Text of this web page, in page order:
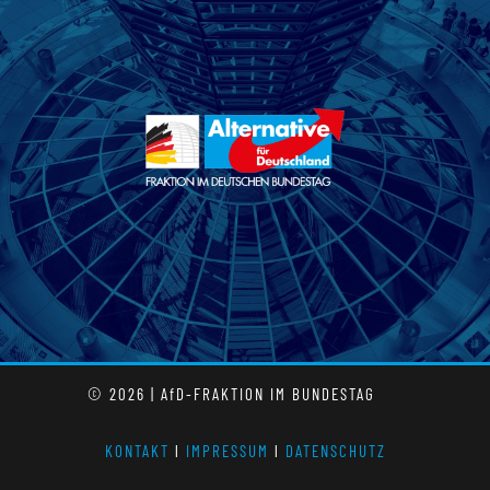
© 2026 | AfD-FRAKTION IM BUNDESTAG
KONTAKT l IMPRESSUM l DATENSCHUTZ